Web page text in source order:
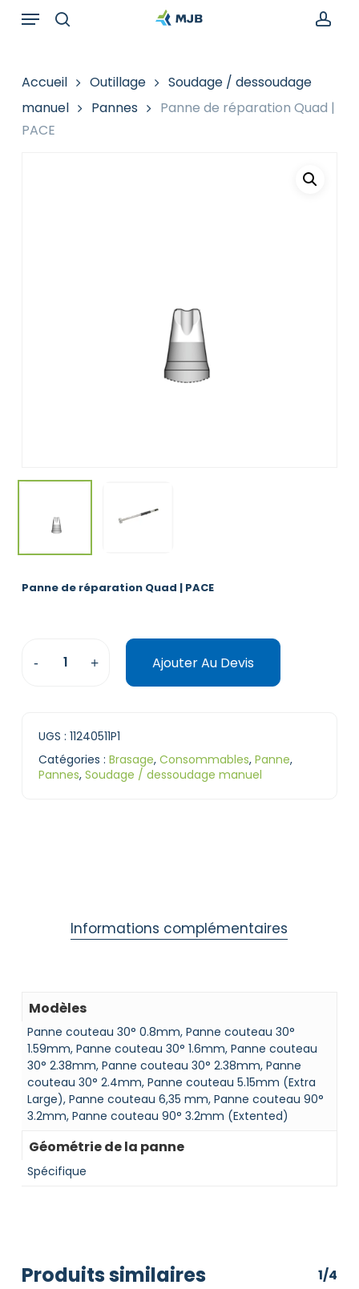
Recherche
Menu
Accueil Outillage
Soudage / dessoudage
manuel
Pannes
Panne de réparation Quad |
PACE
Panne de réparation Quad | PACE
Ajouter Au Devis
UGS : 11240511P1
Catégories : Brasage, Consommables, Panne,
Pannes, Soudage / dessoudage manuel
Informations complémentaires
Modèles
Panne couteau 30° 0.8mm, Panne couteau 30°
1.59mm, Panne couteau 30° 1.6mm, Panne couteau
30° 2.38mm, Panne couteau 30° 2.38mm, Panne
couteau 30° 2.4mm, Panne couteau 5.15mm (Extra
Large), Panne couteau 6,35 mm, Panne couteau 90°
3.2mm, Panne couteau 90° 3.2mm (Extented)
Géométrie de la panne
Spécifique
Produits similaires 1/4